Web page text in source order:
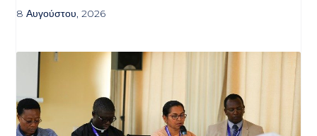
8 Αυγούστου, 2026